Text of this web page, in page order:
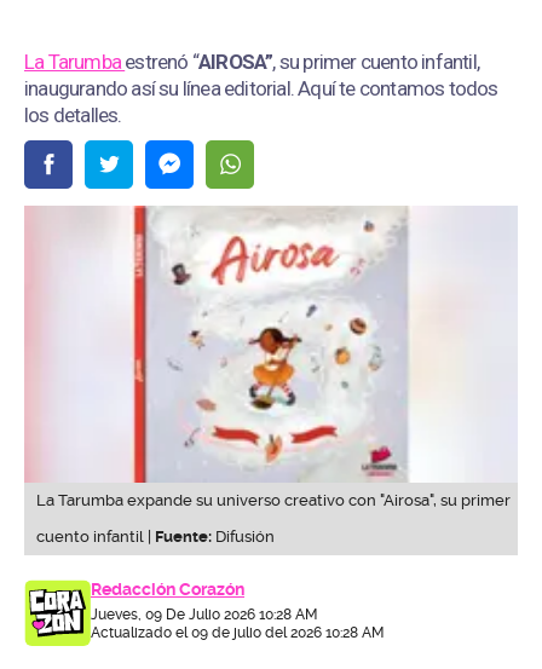
La Tarumba estrenó “AIROSA”, su primer cuento infantil,
inaugurando así su línea editorial. Aquí te contamos todos
los detalles.
La Tarumba expande su universo creativo con "Airosa", su primer
cuento infantil | Fuente: Difusión
Redacción Corazón
Jueves, 09 De Julio 2026 10:28 AM
Actualizado el 09 de julio del 2026 10:28 AM